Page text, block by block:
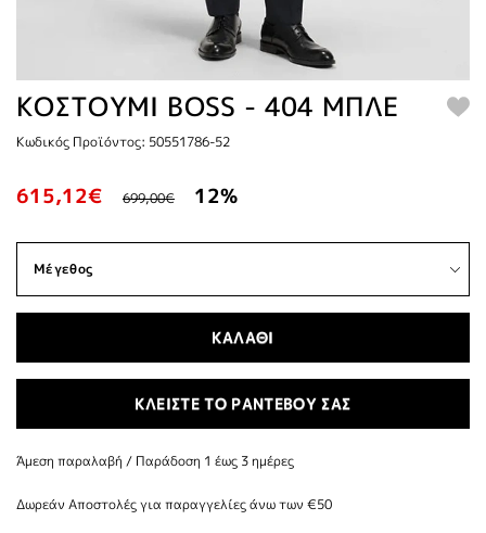
ΚΟΣΤΟΥΜΙ BOSS - 404 ΜΠΛΕ
Κωδικός Προϊόντος: 50551786-52
615,12€ 699,00€ 12%
ΚΑΛΑΘΙ
ΚΛΕΙΣΤΕ ΤΟ ΡΑΝΤΕΒΟΥ ΣΑΣ
Άμεση παραλαβή / Παράδoση 1 έως 3 ημέρες
Δωρεάν Αποστολές για παραγγελίες άνω των €50